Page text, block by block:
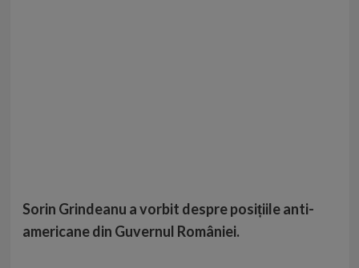
Sorin Grindeanu a vorbit despre posițiile anti-
americane din Guvernul României.